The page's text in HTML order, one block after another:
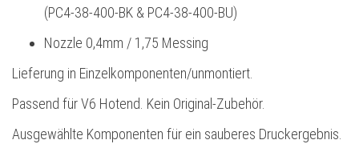
(PC4-38-400-BK & PC4-38-400-BU)
Nozzle 0,4mm / 1,75 Messing
Lieferung in Einzelkomponenten/unmontiert.
Passend für V6 Hotend. Kein Original-Zubehör.
Ausgewählte Komponenten für ein sauberes Druckergebnis.